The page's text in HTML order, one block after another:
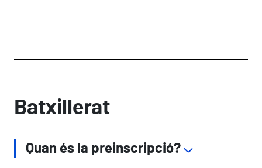
Batxillerat
Quan és la preinscripció?